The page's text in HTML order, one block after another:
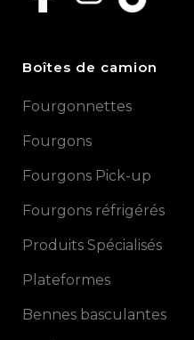
Boîtes de camion
Fourgonnettes
Fourgons
Fourgons Pick-up
Fourgons réfrigérés
Produits Spécialisés
Plateformes
Bennes basculantes